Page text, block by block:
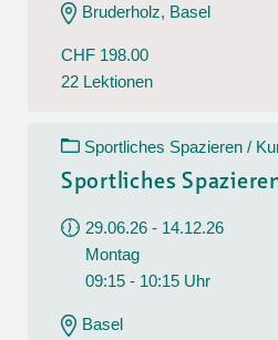
Bruderholz, Basel
CHF 198.00
22 Lektionen
Sportliches Spazieren /
Sportliches
29.06.26 - 14.12.26
Montag
09:15 - 10:15 Uhr
Basel